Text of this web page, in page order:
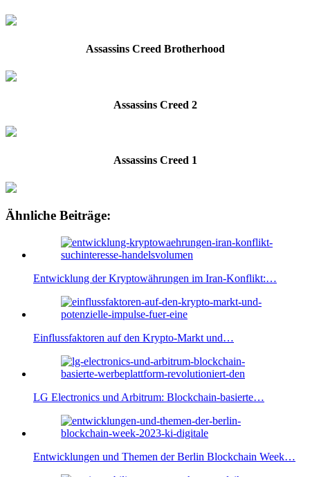
Assassins Creed Brotherhood
Assassins Creed 2
Assassins Creed 1
Ähnliche Beiträge:
Entwicklung der Kryptowährungen im Iran-Konflikt:…
Einflussfaktoren auf den Krypto-Markt und…
LG Electronics und Arbitrum: Blockchain-basierte…
Entwicklungen und Themen der Berlin Blockchain Week…